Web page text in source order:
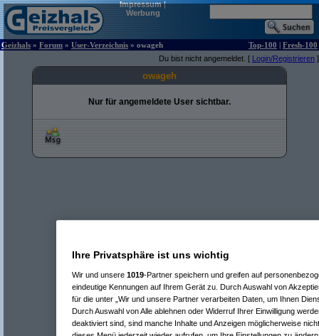
Impressum|
Werbung
Geizhals » Forum » User-Verzeichnis » owageh Top-100 | Fresh-100
Du bist nicht angemeldet. [ Login/Registrieren ]
owageh
Nur für angemeldete User sichtbar.
Ihre Privatsphäre ist uns wichtig
Wir und unsere 1019-Partner speichern und greifen auf
eindeutige Kennungen auf Ihrem Gerät zu. Durch Auswahl von
für die unter „Wir und unsere Partner verarbeiten Daten, um Ihnen
Durch Auswahl von Alle ablehnen oder Widerruf Ihrer Einwilligung
deaktiviert sind, sind manche Inhalte und Anzeigen möglicherweise